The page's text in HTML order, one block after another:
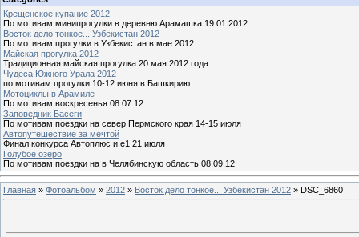
Крещенское купание 2012
По мотивам минипрогулки в деревню Арамашка 19.01.2012
Восток дело тонкое... Узбекистан 2012
По мотивам прогулки в Узбекистан в мае 2012
Майская прогулка 2012
Традиционная майская прогулка 20 мая 2012 года
Чудеса Южного Урала 2012
по мотивам прогулки 10-12 июня в Башкирию.
Мотоциклы в Арамиле
По мотивам воскресенья 08.07.12
Заповедник Басеги
По мотивам поездки на север Пермского края 14-15 июля
Автопутешествие за мечтой
Финал конкурса Автоплюс и е1 21 июля
Голубое озеро
По мотивам поездки на в Челябинскую область 08.09.12
Главная » Фотоальбом » 2012 » Восток дело тонкое... Узбекистан 2012 » DSC_6860